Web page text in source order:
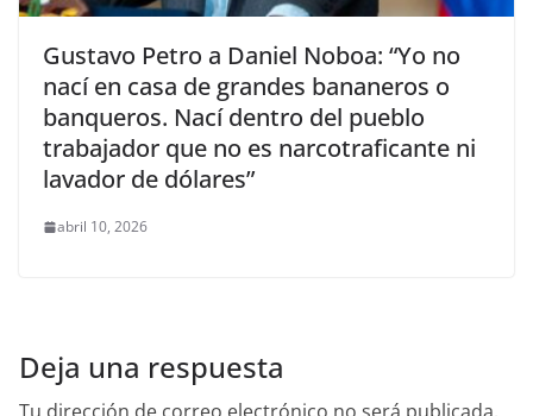
Gustavo Petro a Daniel Noboa: “Yo no
nací en casa de grandes bananeros o
banqueros. Nací dentro del pueblo
trabajador que no es narcotraficante ni
lavador de dólares”
abril 10, 2026
Deja una respuesta